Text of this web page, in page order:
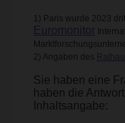
1) Paris wurde 2023
Euromonitor
2) Angaben des
Sie haben eine
haben die
Inhaltsangabe: